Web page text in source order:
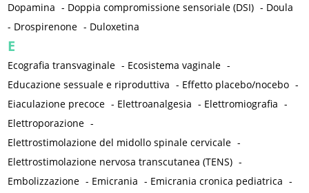
Dopamina - Doppia compromissione sensoriale (DSI) - Doula
- Drospirenone - Duloxetina
E
Ecografia transvaginale - Ecosistema vaginale -
Educazione sessuale e riproduttiva - Effetto placebo/nocebo -
Eiaculazione precoce - Elettroanalgesia - Elettromiografia -
Elettroporazione -
Elettrostimolazione del midollo spinale cervicale -
Elettrostimolazione nervosa transcutanea (TENS) -
Embolizzazione - Emicrania - Emicrania cronica pediatrica -